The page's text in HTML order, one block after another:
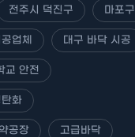
전주시 덕진구 마포구
업체 대구 바닥 시공
교 안전
화
공장 고급바닥